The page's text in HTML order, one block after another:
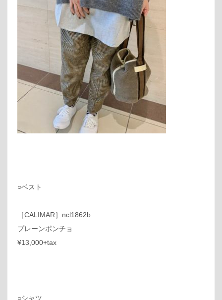
○ベスト
［CALIMAR］ncl1862b
プレーンポンチョ
¥13,000+tax
○シャツ